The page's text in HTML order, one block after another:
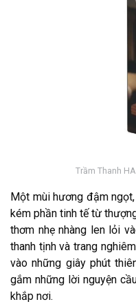
Trầm Thanh
Một mùi hương đậm
kém phần tinh tế từ
thơm nhẹ nhàng len lỏi
thanh tịnh và trang
vào những giây phút
gắm những lời nguyện
khắp nơi.